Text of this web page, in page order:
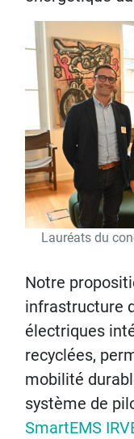
Lauréats du
Notre
infrastructure
électriques
recyclées,
mobilité
système de
SmartEMS